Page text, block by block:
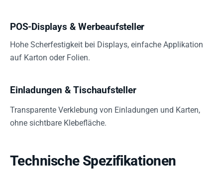
POS-Displays & Werbeaufsteller
Hohe Scherfestigkeit bei Displays, einfache Applikation
auf Karton oder Folien.
Einladungen & Tischaufsteller
Transparente Verklebung von Einladungen und Karten,
ohne sichtbare Klebefläche.
Technische Spezifikationen